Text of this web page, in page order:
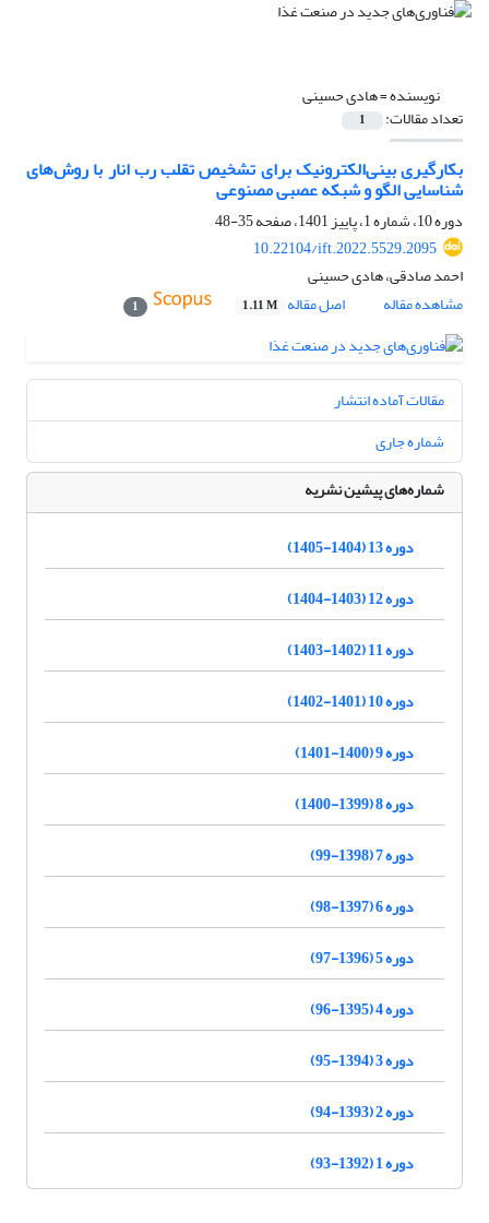
نویسنده =هادی حسینی
تعداد مقالات: 1
بکارگیری بینی‌الکترونیک برای تشخیص تقلب رب‌ انار با روش‌های
شناسایی الگو و شبکه عصبی مصنوعی
دوره 10، شماره 1، پاییز 1401، صفحه
35-48
10.22104/ift.2022.5529.2095
احمد صادقی، هادی حسینی
مشاهده مقاله
اصل مقاله 1.11 M
1
مقالات آماده انتشار
شماره جاری
شماره‌های پیشین نشریه
دوره 13 (1404-1405)
دوره 12 (1403-1404)
دوره 11 (1402-1403)
دوره 10 (1401-1402)
دوره 9 (1400-1401)
دوره 8 (1399-1400)
دوره 7 (1398-99)
دوره 6 (1397-98)
دوره 5 (1396-97)
دوره 4 (1395-96)
دوره 3 (1394-95)
دوره 2 (1393-94)
دوره 1 (1392-93)